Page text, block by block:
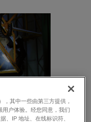
，其中一些由第三方提供，
用户体验。经您同意，我们
、IP 地址、在线标识符、